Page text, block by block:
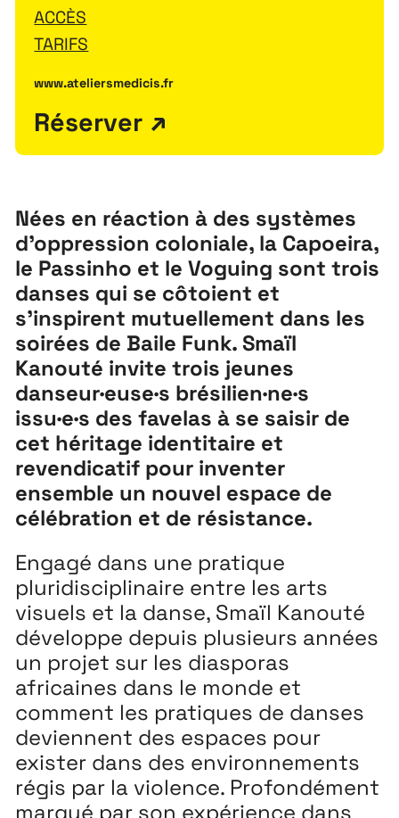
Extensions 26
26 JUILLET ↘ 5 SEPTEMBRE
Playground26
Nées en réaction à des systèmes
d’oppression coloniale, la Capoeira,
le Passinho et le Voguing sont trois
danses qui se côtoient et
s’inspirent mutuellement dans les
soirées de Baile Funk. Smaïl
Kanouté invite trois jeunes
danseur·euse·s brésilien·ne·s
issu·e·s des favelas à se saisir de
cet héritage identitaire et
revendicatif pour inventer
ensemble un nouvel espace de
célébration et de résistance.
Engagé dans une pratique
pluridisciplinaire entre les arts
visuels et la danse, Smaïl Kanouté
développe depuis plusieurs années
un projet sur les diasporas
africaines dans le monde et
comment les pratiques de danses
deviennent des espaces pour
exister dans des environnements
régis par la violence. Profondément
marqué par son expérience dans
ACCÈS
TARIFS
www.ateliersmedicis.fr
Réserver